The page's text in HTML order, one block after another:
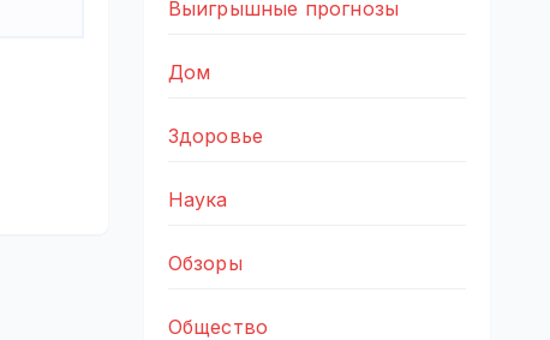
Выигрышные прогнозы
Дом
Здоровье
Наука
Обзоры
Общество